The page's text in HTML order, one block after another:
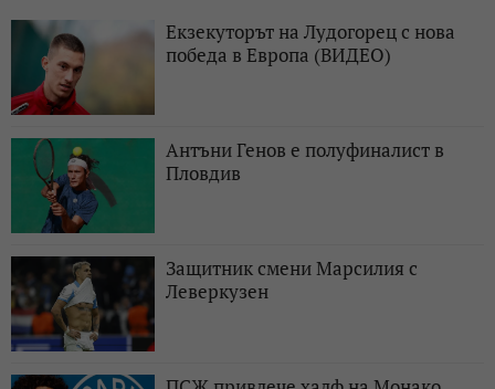
Екзекуторът на Лудогорец с нова
победа в Европа (ВИДЕО)
Антъни Генов е полуфиналист в
Пловдив
Защитник смени Марсилия с
Леверкузен